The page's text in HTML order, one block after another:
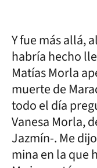
Y fue más allá,
habría hecho
Matías Morla
muerte de
todo el día
Vanesa Morla,
Jazmín-. Me
mina en la que